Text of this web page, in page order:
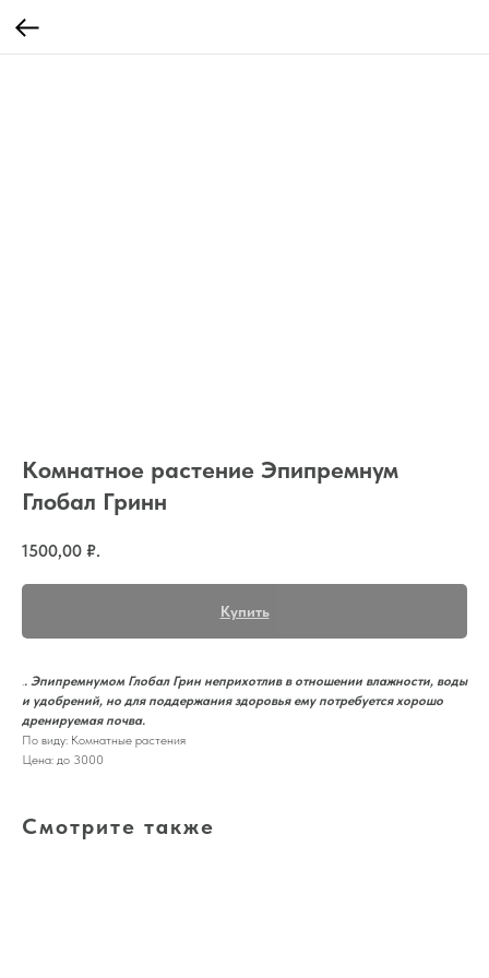
Комнатное растение Эпипремнум
Глобал Гринн
1500,00 ₽.
Купить
.. Эпипремнумом Глобал Грин неприхотлив в отношении влажности, воды
и удобрений, но для поддержания здоровья ему потребуется хорошо
дренируемая почва.
По виду: Комнатные растения
Цена: до 3000
Смотрите также